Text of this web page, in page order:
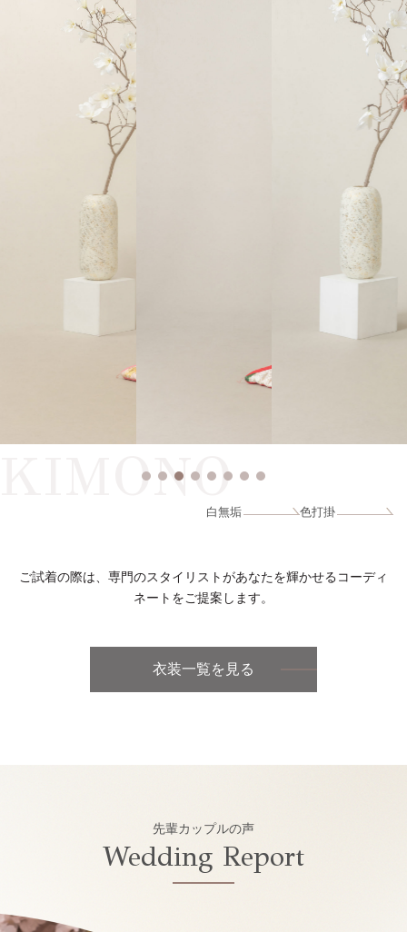
KIMONO
白無垢 色打掛
ご試着の際は、専門のスタイリストがあなたを輝かせるコーディ
ネートをご提案します。
衣装一覧を見る
先輩カップルの声
Wedding Report